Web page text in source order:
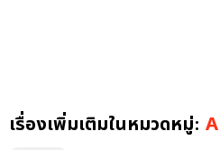
เรื่องเพิ่มเติมในหมวดหมู่: